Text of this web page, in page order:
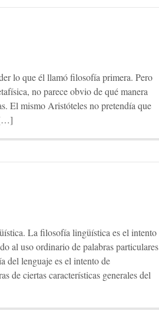
lo que él llamó filosofía primera. Pero
no parece obvio de qué manera
El mismo Aristóteles no pretendía que
[…]
La filosofía lingüística es el intento
al uso ordinario de palabras particulares
del lenguaje es el intento de
de ciertas características generales del